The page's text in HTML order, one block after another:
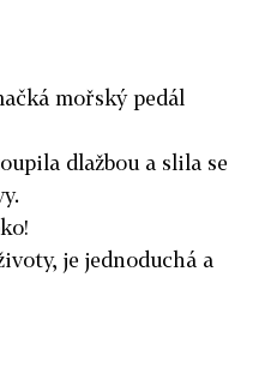
mořský pedál
dlažbou a slila se
je jednoduchá a